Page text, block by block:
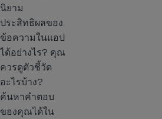
นิยาม
ประสิทธิผลของ
ข้อความในแอป
ได้อย่างไร? คุณ
ควรดูตัวชี้วัด
อะไรบ้าง?
ค้นหาคำตอบ
ของคุณได้ใน